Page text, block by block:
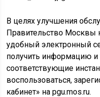
В целях улучшения
Правительство Москвы
удобный электронный
получить информацию и
соответствующие
воспользоваться,
кабинет» на pgu.mos.ru.